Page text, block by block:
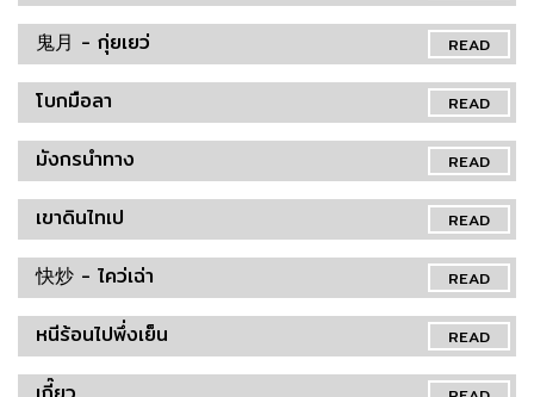
READ
鬼月 - กุ่ยเยว่
READ
โบกมือลา
READ
มังกรนำทาง
READ
เขาดินไทเป
READ
快炒 - ไคว่เฉ่า
READ
หนีร้อนไปพึ่งเย็น